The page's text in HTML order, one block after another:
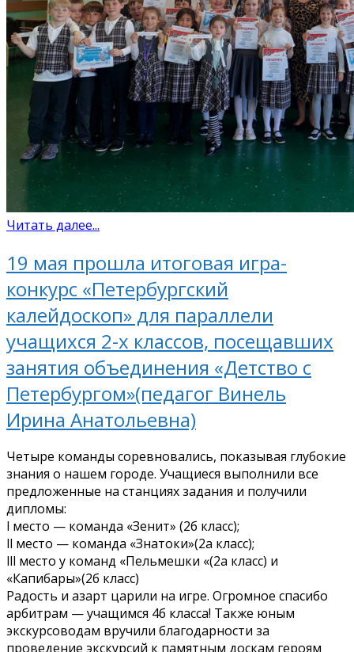
Читать далее...
19 мая прошла итоговая игра-
конкурс «Петербургский
калейдоскоп» для параллели
учащихся 2-х классов, посещавших
занятия объединения «Детство с
Петербургом»(педагог Винель
Ирина Анатольевна)
Четыре команды соревновались, показывая глубокие
знания о нашем городе. Учащиеся выполнили все
предложенные на станциях задания и получили
дипломы:
l место — команда «Зенит» (2б класс);
ll место — команда «Знатоки»(2а класс);
lll место у команд «Пельмешки «(2а класс) и
«Капибары»(2б класс)
Радость и азарт царили на игре. Огромное спасибо
арбитрам — учащимся 4б класса! Также юным
экскурсоводам вручили благодарности за
проведение экскурсий к памятным доскам героям